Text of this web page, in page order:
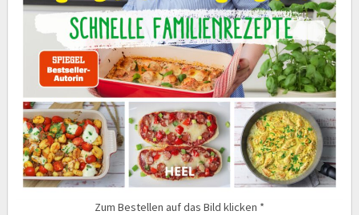
Zum Bestellen auf das Bild klicken *